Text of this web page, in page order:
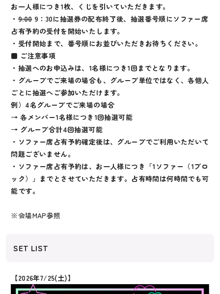
お一人様につき1枚、くじを引いていただきます。
・9:009：30に抽選券の配布終了後、抽選番号順にソファー席
占有予約の受付を開始いたします。
・受付開始まで、番号順にお並びいただきお待ちください。
■ ご注意事項
・抽選へのお申込みは、1名様につき1回までとなります。
・グループでご来場の場合も、グループ単位ではなく、各個人
ごとに抽選へご参加いただけます。
例）4名グループでご来場の場合
→ 各メンバー1名様につき1回抽選可能
→ グループ合計4回抽選可能
・ソファー席占有予約確定後は、グループでご利用いただいて
問題ございません。
・ソファー席占有予約は、お一人様につき「1ソファー（1ブロ
ック）」までとさせていただきます。占有時間は何時間でも可
能です。
※会場MAP参照
SET LIST
【2026年7/25(土)】